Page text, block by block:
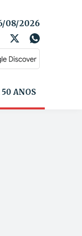
08/2026
50 ANOS